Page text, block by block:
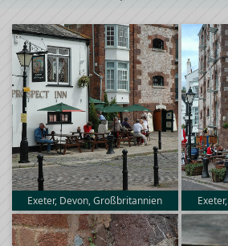
Exeter, Devon, Großbritannien